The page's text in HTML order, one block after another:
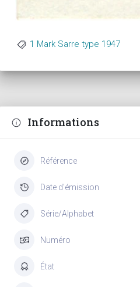
1 Mark Sarre type 1947
Informations
Référence
Date d'émission
Série/Alphabet
Numéro
État